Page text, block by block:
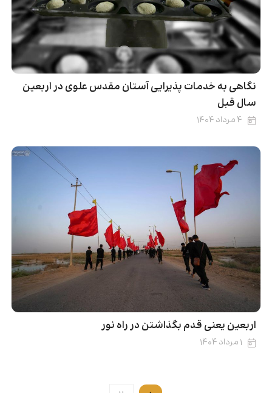
نگاهی به خدمات پذیرایی آستان مقدس علوی در اربعین
سال قبل
۴ مرداد ۱۴۰۴
اربعین یعنی قدم بگذاشتن در راه نور
۱ مرداد ۱۴۰۴